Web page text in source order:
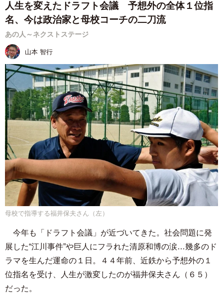
人生を変えたドラフト会議 予想外の全体１位指
名、今は政治家と母校コーチの二刀流
あの人～ネクストステージ
山本 智行
母校で指導する福井保夫さん（左）
今年も「ドラフト会議」が近づいてきた。社会問題に発
展した“江川事件”や巨人にフラれた清原和博の涙…幾多のド
ラマを生んだ運命の１日。４４年前、近鉄から予想外の１
位指名を受け、人生が激変したのが福井保夫さん（６５）
だった。